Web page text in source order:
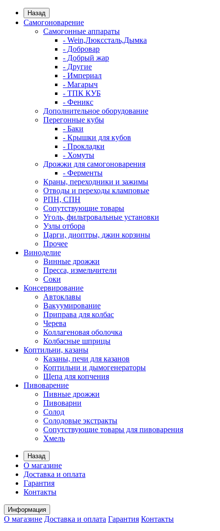
Назад
Самогоноварение
Самогонные аппараты
- Wein,Люкссталь,Дымка
- Добровар
- Добрый жар
- Другие
- Империал
- Магарыч
- ТПК КУБ
- Феникс
Дополнительное оборудование
Перегонные кубы
- Баки
- Крышки для кубов
- Прокладки
- Хомуты
Дрожжи для самогоноварения
- Ферменты
Краны, переходники и зажимы
Отводы и переходы кламповые
РПН, СПН
Сопутствующие товары
Уголь, фильтровальные установки
Узлы отбора
Царги, диоптры, джин корзины
Прочее
Виноделие
Винные дрожжи
Пресса, измельчители
Соки
Консервирование
Автоклавы
Вакуумирование
Приправа для колбас
Черева
Коллагеновая оболочка
Колбасные шприцы
Коптильни, казаны
Казаны, печи для казанов
Коптильни и дымогенераторы
Щепа для копчения
Пивоварение
Пивные дрожжи
Пивоварни
Солод
Солодовые экстракты
Сопутствующие товары для пивоварения
Хмель
Назад
О магазине
Доставка и оплата
Гарантия
Контакты
Информация
О магазине Доставка и оплата Гарантия Контакты